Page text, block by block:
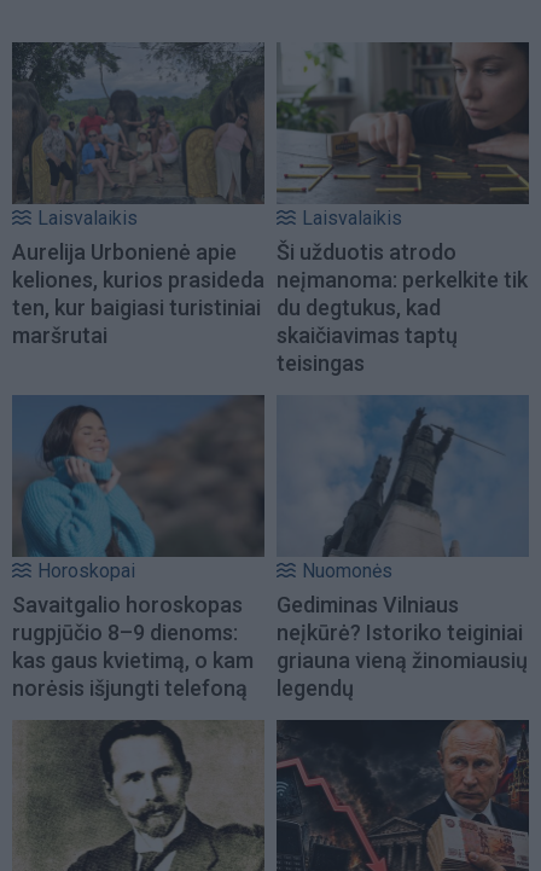
Laisvalaikis
Aurelija Urbonienė apie
keliones, kurios prasideda
ten, kur baigiasi turistiniai
maršrutai
Laisvalaikis
Ši užduotis atrodo
neįmanoma: perkelkite tik
du degtukus, kad
skaičiavimas taptų
teisingas
Horoskopai
Savaitgalio horoskopas
rugpjūčio 8–9 dienoms:
kas gaus kvietimą, o kam
norėsis išjungti telefoną
Nuomonės
Gediminas Vilniaus
neįkūrė? Istoriko teiginiai
griauna vieną žinomiausių
legendų